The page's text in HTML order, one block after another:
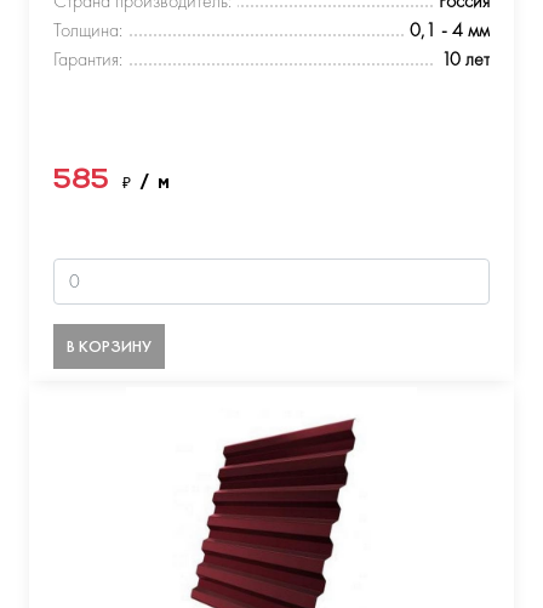
Толщина:
0,1 - 4 мм
Гарантия:
10 лет
585 ₽ / м
В КОРЗИНУ